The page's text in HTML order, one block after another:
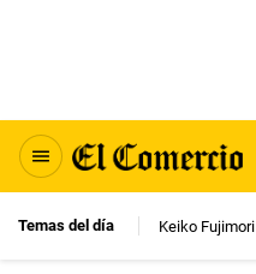
Temas del día Keiko Fujimori